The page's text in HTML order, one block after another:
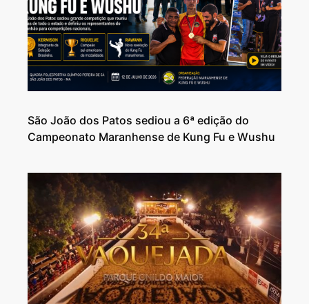
São João dos Patos sediou a 6ª edição do
Campeonato Maranhense de Kung Fu e Wushu